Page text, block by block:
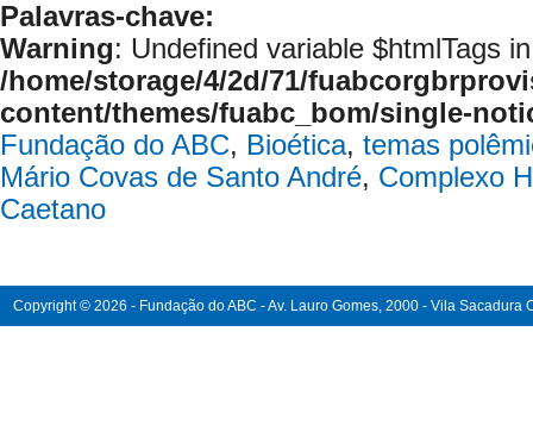
Palavras-chave:
Warning: Undefined variable $htmlTags in
/home/storage/4/2d/71/
content/themes/fuabc_bom/single-
Fundação do ABC, Bioética, temas
Mário Covas de Santo André, Complexo
Caetano
Copyright © 2026 - Fundação do ABC - Av. Lauro Gomes, 2000 - Vila